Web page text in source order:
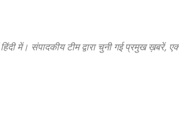
में। संपादकीय टीम द्वारा चुनी गई प्रमुख ख़बरें,